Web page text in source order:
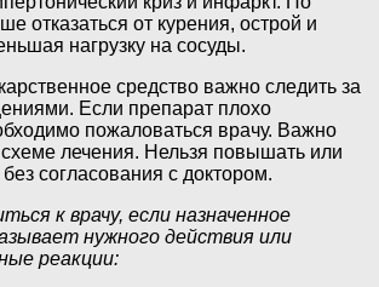
отказаться от курения, острой и
нагрузку на сосуды.
средство важно следить за
Если препарат плохо
пожаловаться врачу. Важно
лечения. Нельзя повышать или
согласования с доктором.
к врачу, если назначенное
нужного действия или
реакции: